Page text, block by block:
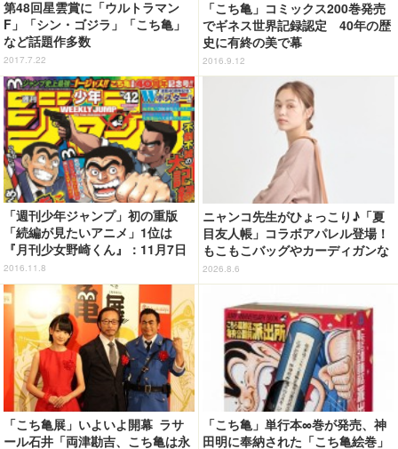
第48回星雲賞に「ウルトラマン
F」「シン・ゴジラ」「こち亀」
など話題作多数
2017.7.22
「こち亀」コミックス200巻発売
でギネス世界記録認定 40年の歴
史に有終の美で幕
2016.9.12
「週刊少年ジャンプ」初の重版
「続編が見たいアニメ」1位は
『月刊少女野崎くん』：11月7日
記事まとめ
2016.11.8
ニャンコ先生がひょっこり♪「夏
目友人帳」コラボアパレル登場！
もこもこバッグやカーディガンな
ど全8型
2026.8.6
「こち亀展」いよいよ開幕 ラサ
ール石井「両津勘吉、こち亀は永
「こち亀」単行本∞巻が発売、神
田明に奉納された「こち亀絵巻」